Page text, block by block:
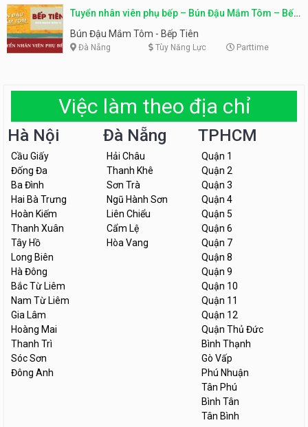
Tuyển nhân viên phụ bếp – Bún Đậu Mắm Tôm – Bếp
Tiên
Bún Đậu Mắm Tôm - Bếp Tiên
Đà Nẵng Tùy Năng Lực Parttime
Việc làm theo địa chỉ
Hà Nội
Cầu Giấy
Đống Đa
Ba Đình
Hai Bà Trưng
Hoàn Kiếm
Thanh Xuân
Tây Hồ
Long Biên
Hà Đông
Bắc Từ Liêm
Nam Từ Liêm
Gia Lâm
Hoàng Mai
Thanh Trì
Sóc Sơn
Đông Anh
Đà Nẵng
Hải Châu
Thanh Khê
Sơn Trà
Ngũ Hành Sơn
Liên Chiểu
Cẩm Lệ
Hòa Vang
TPHCM
Quận 1
Quận 2
Quận 3
Quận 4
Quận 5
Quận 6
Quận 7
Quận 8
Quận 9
Quận 10
Quận 11
Quận 12
Quận Thủ Đức
Bình Thạnh
Gò Vấp
Phú Nhuận
Tân Phú
Bình Tân
Tân Bình